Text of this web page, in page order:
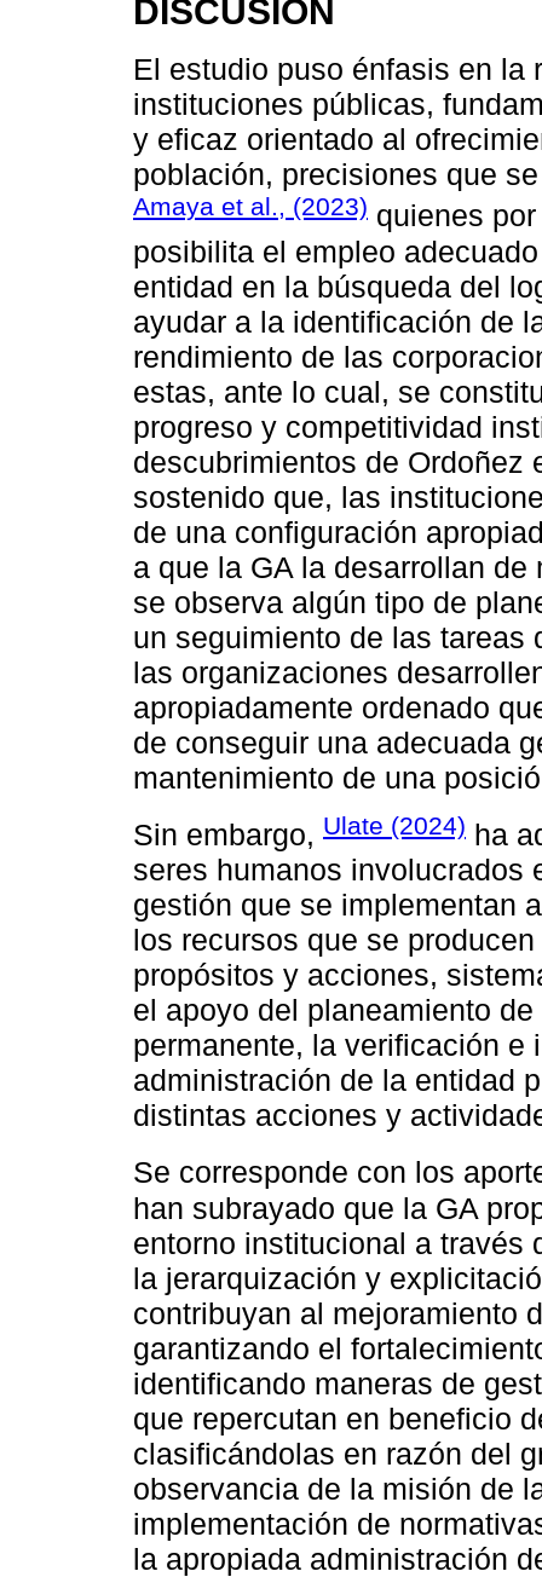
DISCUSIÓN
El estudio puso énfasis en la
instituciones públicas,
y eficaz orientado al
población, precisiones que
Amaya et al., (2023) quienes
posibilita el empleo
entidad en la búsqueda del
ayudar a la identificación de
rendimiento de las
estas, ante lo cual, se
progreso y competitividad
descubrimientos de Ordoñez
sostenido que, las
de una configuración
a que la GA la desarrollan
se observa algún tipo de
un seguimiento de las tareas
las organizaciones
apropiadamente ordenado
de conseguir una adecuada
mantenimiento de una
Sin embargo, Ulate (2024) ha
seres humanos involucrados
gestión que se implementan
los recursos que se
propósitos y acciones,
el apoyo del planeamiento
permanente, la verificación e
administración de la entidad
distintas acciones y
Se corresponde con los
han subrayado que la GA
entorno institucional a través
la jerarquización y
contribuyan al mejoramiento
garantizando el
identificando maneras de
que repercutan en beneficio
clasificándolas en razón del
observancia de la misión de
implementación de
la apropiada administración